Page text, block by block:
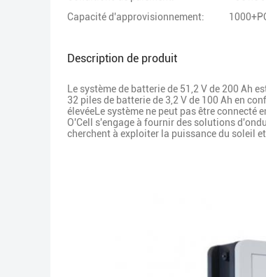
Capacité d'approvisionnement:
Description de produit
Le système de batterie de 51,2 V de 200
32 piles de batterie de 3,2 V de 100 Ah en
élevéeLe système ne peut pas être connecté
O'Cell s'engage à fournir des solutions
cherchent à exploiter la puissance du soleil